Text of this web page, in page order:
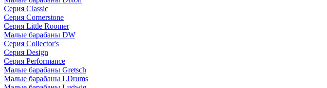
Серия Classic
Серия Cornerstone
Серия Little Roomer
Малые барабаны DW
Серия Collector's
Серия Design
Серия Performance
Малые барабаны Gretsch
Малые барабаны LDrums